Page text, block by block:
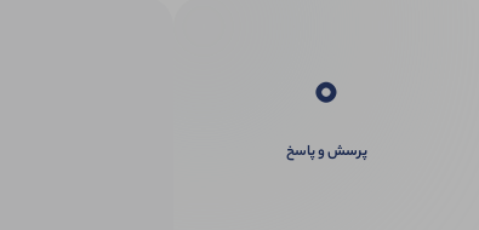
0
پرسش و پاسخ